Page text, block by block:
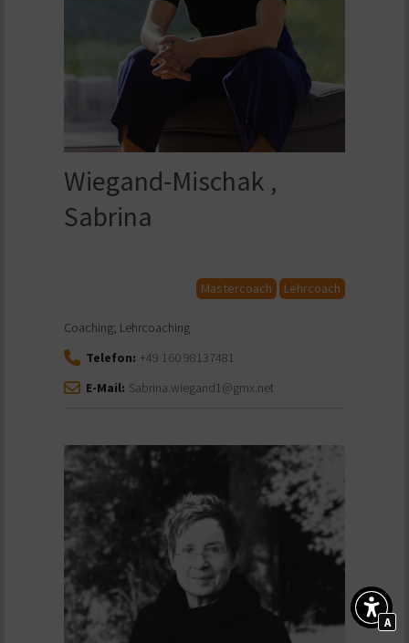
Wiegand-Mischak ,
Sabrina
Mastercoach Lehrcoach
Coaching; Lehrcoaching
Telefon: +49 160 98137481
E-Mail: Sabrina.wiegand1@gmx.net
A